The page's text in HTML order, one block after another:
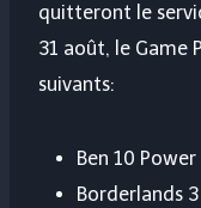
quitteront le
31 août, le Game
suivants:
Ben 10
Borderlands